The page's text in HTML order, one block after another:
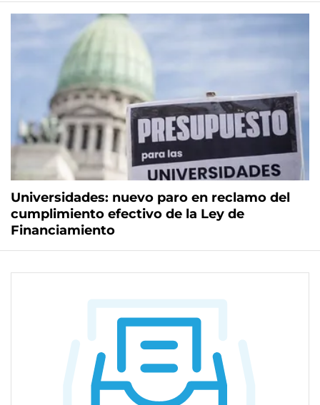
Universidades: nuevo paro en reclamo del
cumplimiento efectivo de la Ley de
Financiamiento